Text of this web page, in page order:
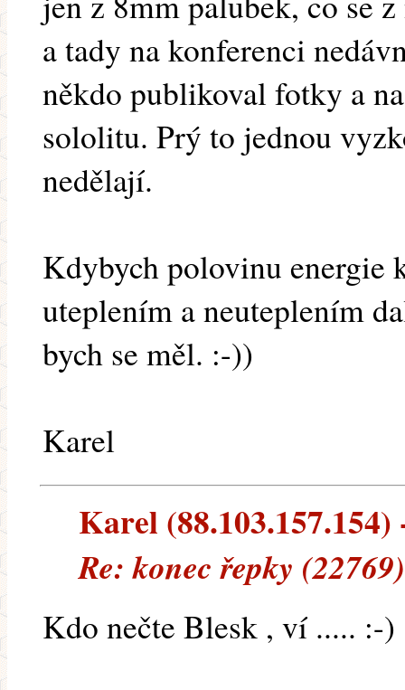
a tady na konferenci
někdo publikoval fotky a
sololitu. Prý to jednou
nedělají.
Kdybych polovinu energie
uteplením a neuteplením
bych se měl. :-))
Karel
Karel (88.103.157.154)
Re: konec řepky
Kdo nečte Blesk , ví ..... :-)